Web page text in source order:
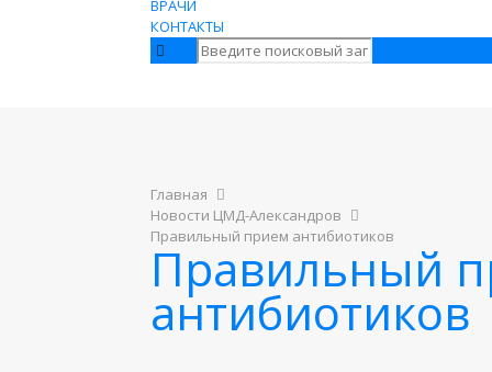
ВРАЧИ
КОНТАКТЫ
Главная
Новости ЦМД-Александров
Правильный прием антибиотиков
Правильный
антибиотиков